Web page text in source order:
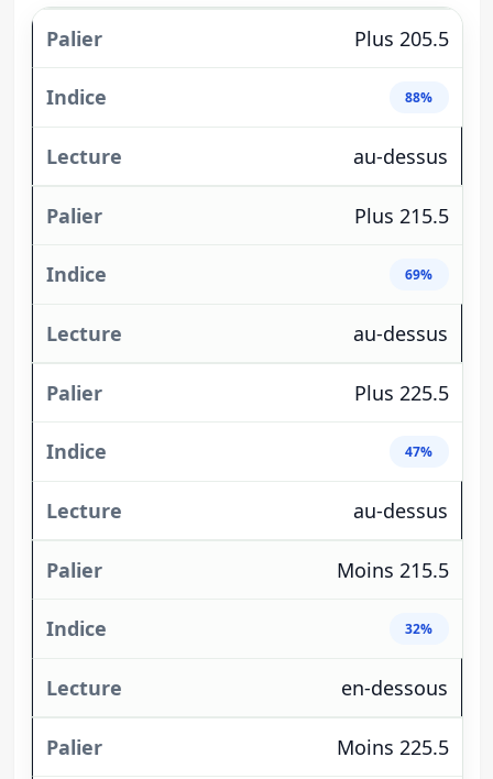
Plus 205.5
88%
au-dessus
Plus 215.5
69%
au-dessus
Plus 225.5
47%
au-dessus
Moins 215.5
32%
en-dessous
Moins 225.5